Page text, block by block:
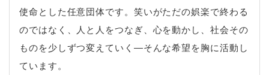
使命とした任意団体です。笑いがただの娯楽で終わる
のではなく、人と人をつなぎ、心を動かし、社会その
ものを少しずつ変えていく―そんな希望を胸に活動し
ています。